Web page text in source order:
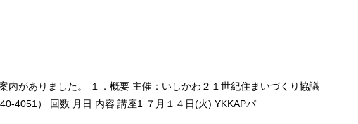
がありました。 １．概要 主催：いしかわ２１世紀住まいづくり協議
4051） 回数 月日 内容 講座1 ７月１４日(火) YKKAPパ